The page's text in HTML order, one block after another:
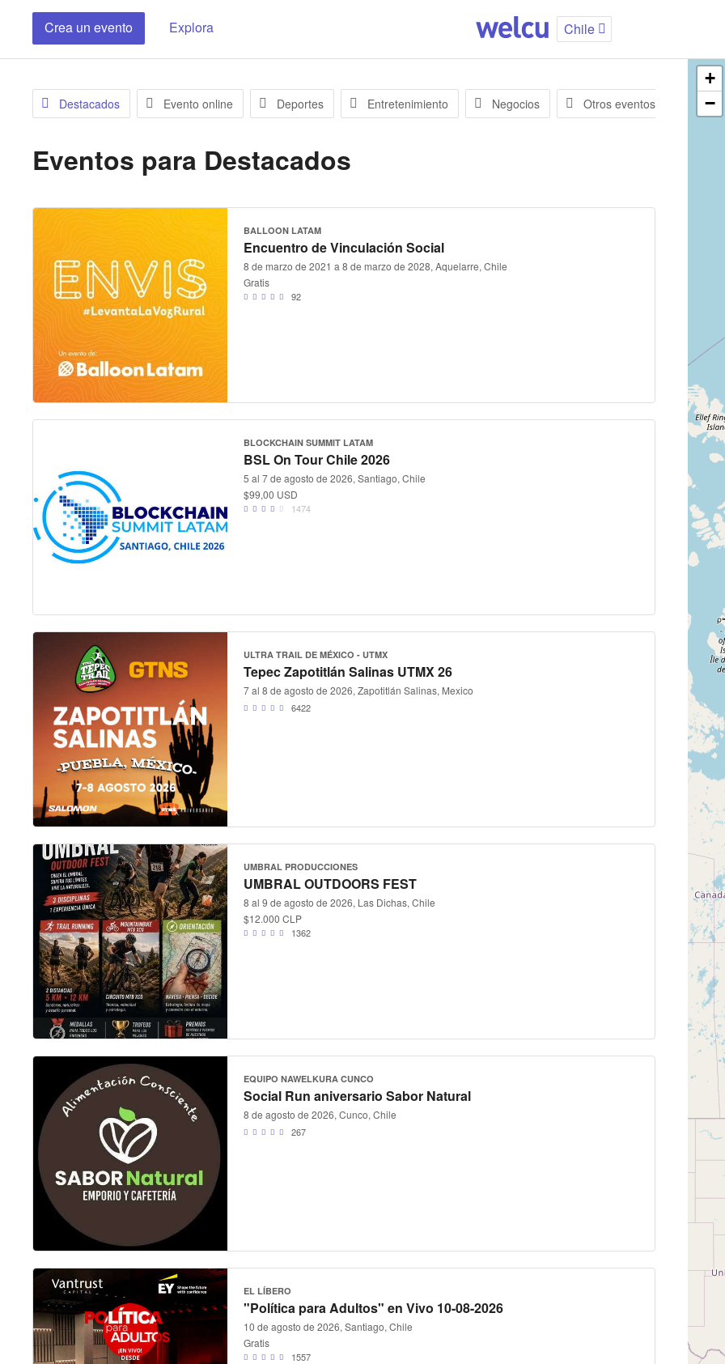
Crea un evento Explora Chile
Destacados Evento online Deportes Entretenimiento Negocios Otros eventos
Eventos para Destacados
BALLOON LATAM
Encuentro de Vinculación Social
8 de marzo de 2021 a 8 de marzo de 2028, Aquelarre, Chile
Gratis
92
BLOCKCHAIN SUMMIT LATAM
BSL On Tour Chile 2026
5 al 7 de agosto de 2026, Santiago, Chile
$99,00 USD
1474
ULTRA TRAIL DE MÉXICO - UTMX
Tepec Zapotitlán Salinas UTMX 26
7 al 8 de agosto de 2026, Zapotitlán Salinas, Mexico
6422
UMBRAL PRODUCCIONES
UMBRAL OUTDOORS FEST
8 al 9 de agosto de 2026, Las Dichas, Chile
$12.000 CLP
1362
EQUIPO NAWELKURA CUNCO
Social Run aniversario Sabor Natural
8 de agosto de 2026, Cunco, Chile
267
EL LÍBERO
"Política para Adultos" en Vivo 10-08-2026
10 de agosto de 2026, Santiago, Chile
Gratis
1557
+
−